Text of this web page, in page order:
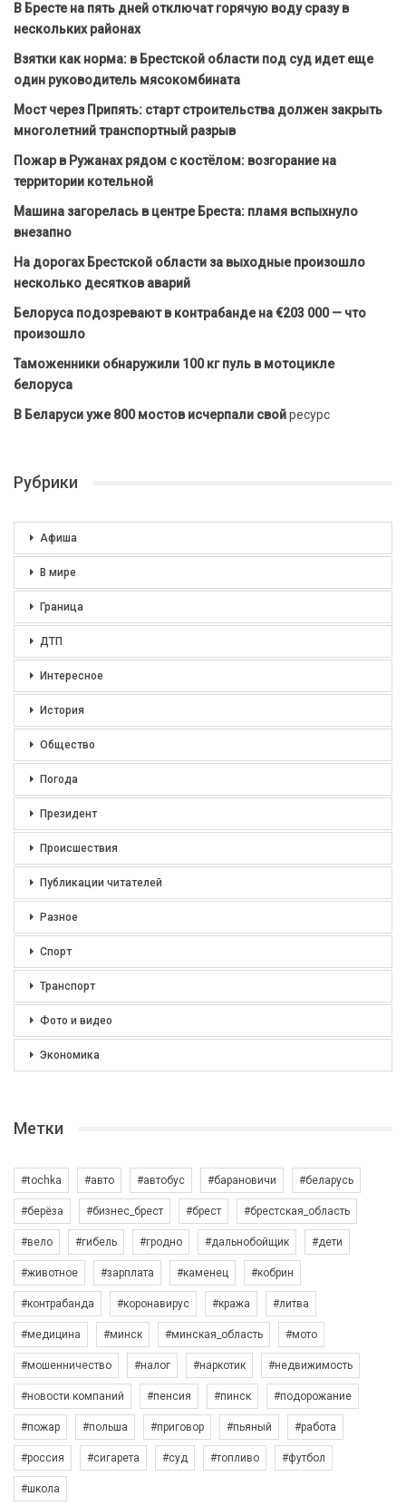
В Бресте на пять дней отключат горячую воду сразу в
нескольких районах
Взятки как норма: в Брестской области под суд идет еще
один руководитель мясокомбината
Мост через Припять: старт строительства должен закрыть
многолетний транспортный разрыв
Пожар в Ружанах рядом с костёлом: возгорание на
территории котельной
Машина загорелась в центре Бреста: пламя вспыхнуло
внезапно
На дорогах Брестской области за выходные произошло
несколько десятков аварий
Белоруса подозревают в контрабанде на €203 000 — что
произошло
Таможенники обнаружили 100 кг пуль в мотоцикле
белоруса
В Беларуси уже 800 мостов исчерпали свойресурс
Рубрики
Афиша
В мире
Граница
ДТП
Интересное
История
Общество
Погода
Президент
Происшествия
Публикации читателей
Разное
Спорт
Транспорт
Фото и видео
Экономика
Метки
#tochka #авто #автобус #барановичи #беларусь
#берёза #бизнес_брест #брест #брестская_область
#вело #гибель #гродно #дальнобойщик #дети
#животное #зарплата #каменец #кобрин
#контрабанда #коронавирус #кража #литва
#медицина #минск #минская_область #мото
#мошенничество #налог #наркотик #недвижимость
#новости компаний #пенсия #пинск #подорожание
#пожар #польша #приговор #пьяный #работа
#россия #сигарета #суд #топливо #футбол
#школа